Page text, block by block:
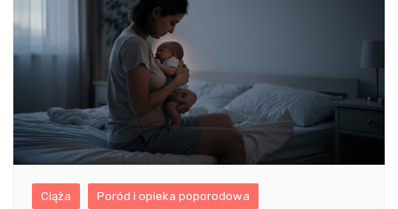
Ciąża Poród i opieka poporodowa